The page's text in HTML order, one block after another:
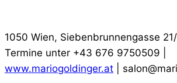
1050 Wien, Siebenbrunnengasse
Termine unter +43 676 9750509 |
www.mariogoldinger.at |